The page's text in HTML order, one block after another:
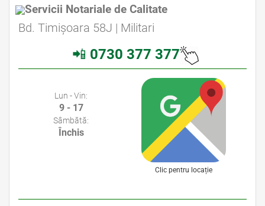
Servicii Notariale de Calitate
Bd. Timișoara 58J | Militari
📲 0730 377 377
Lun - Vin:
9 - 17
Sâmbătă:
Închis
Clic pentru locație